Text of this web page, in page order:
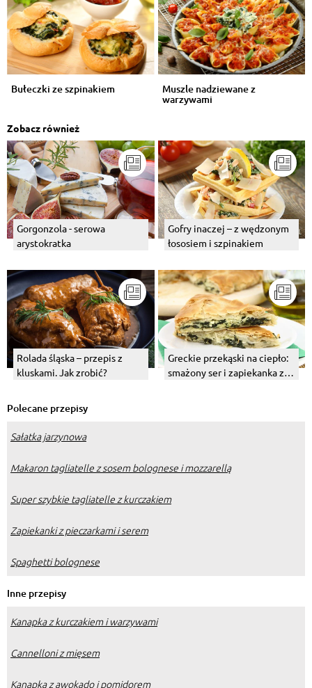
Bułeczki ze szpinakiem Muszle nadziewane z
warzywami
Zobacz również
Gorgonzola - serowa
arystokratka
Gofry inaczej – z wędzonym
łososiem i szpinakiem
Rolada śląska – przepis z
kluskami. Jak zrobić?
Greckie przekąski na ciepło:
smażony ser i zapiekanka z
Polecane przepisy
Sałatka jarzynowa
Makaron tagliatelle z sosem bolognese i mozzarellą
Super szybkie tagliatelle z kurczakiem
Zapiekanki z pieczarkami i serem
Spaghetti bolognese
Inne przepisy
Kanapka z kurczakiem i warzywami
Cannelloni z mięsem
Kanapka z awokado i pomidorem